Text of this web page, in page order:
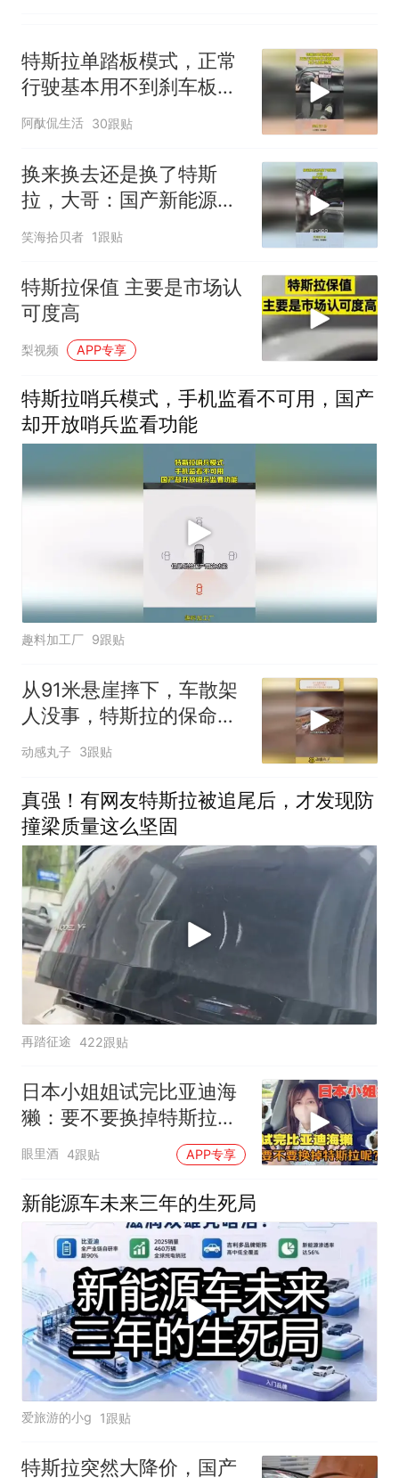
特斯拉单踏板模式，正常
行驶基本用不到刹车板，
为什么要被禁用？
阿酞侃生活 30跟贴
换来换去还是换了特斯
拉，大哥：国产新能源，
续航打5折说是通病
笑海拾贝者 1跟贴
特斯拉保值 主要是市场认
可度高
梨视频 APP专享
特斯拉哨兵模式，手机监看不可用，国产
却开放哨兵监看功能
趣料加工厂 9跟贴
从91米悬崖摔下，车散架
人没事，特斯拉的保命密
码藏在底盘里
动感丸子 3跟贴
真强！有网友特斯拉被追尾后，才发现防
撞梁质量这么坚固
再踏征途 422跟贴
日本小姐姐试完比亚迪海
獭：要不要换掉特斯拉
呢？
眼里酒 4跟贴 APP专享
新能源车未来三年的生死局
爱旅游的小g 1跟贴
特斯拉突然大降价，国产